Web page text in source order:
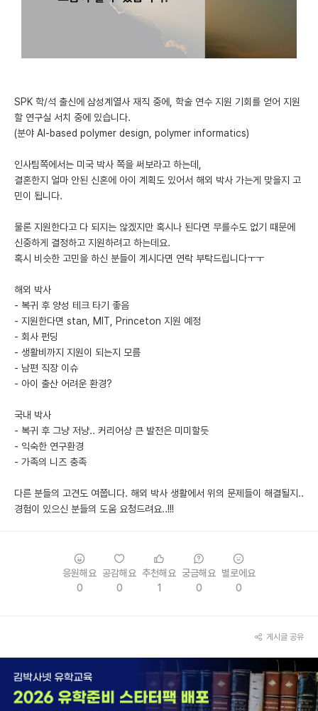
수강 신청
어드미션 포스팅
이벤트
이벤트
반도체 아카데미
재팬라운지 🌸
SPK 학/석 출신에 삼성계열사 재직 중에, 학술 연수 지원 기회를 얻어 지원
할 연구실 서치 중에 있습니다.
(분야 AI-based polymer design, polymer informatics)
인사팀쪽에서는 미국 박사 쪽을 써보라고 하는데,
결혼한지 얼마 안된 신혼에 아이 계획도 있어서 해외 박사 가는게 맞을지 고
민이 됩니다.
물론 지원한다고 다 되지는 않겠지만 혹시나 된다면 무를수도 없기 때문에
신중하게 결정하고 지원하려고 하는데요.
혹시 비슷한 고민을 하신 분들이 계시다면 연락 부탁드립니다ㅜㅜ
해외 박사
- 복귀 후 양성 테크 타기 좋음
- 지원한다면 stan, MIT, Princeton 지원 예정
- 회사 펀딩
- 생활비까지 지원이 되는지 모름
- 남편 직장 이슈
- 아이 출산 어려운 환경?
국내 박사
- 복귀 후 그냥 저냥.. 커리어상 큰 발전은 미미할듯
- 익숙한 연구환경
- 가족의 니즈 충족
다른 분들의 고견도 여쭙니다. 해외 박사 생활에서 위의 문제들이 해결될지..
경험이 있으신 분들의 도움 요청드려요..!!!
응원해요
0
공감해요
0
추천해요
1
궁금해요
0
별로에요
0
게시글 공유